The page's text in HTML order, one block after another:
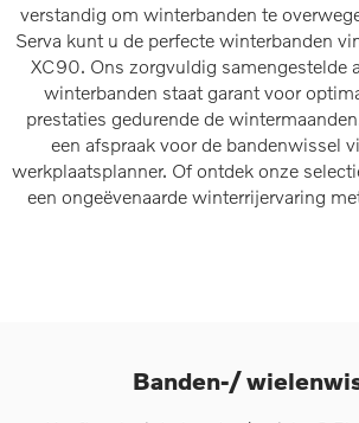
verstandig om winterbanden te
Serva kunt u de perfecte winterbanden
XC90. Ons zorgvuldig samengestelde
winterbanden staat garant voor
prestaties gedurende de
een afspraak voor de bandenwissel
werkplaatsplanner. Of ontdek onze
een ongeëvenaarde winterrijervaring
Banden-/